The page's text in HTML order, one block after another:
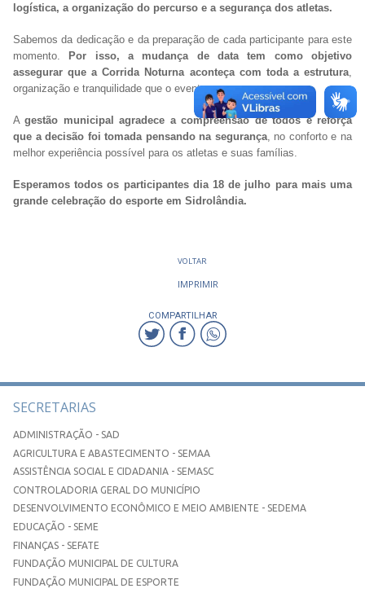
logística, a organização do percurso e a segurança dos atletas.
Sabemos da dedicação e da preparação de cada participante para este
momento.
Por isso, a mudança de data tem como objetivo
assegurar que a Corrida Noturna aconteça com toda a estrutura
organização e tranquilidade que o evento merece.
Agestão municipal agradece a compreensão de todos e reforça
que a decisão foi tomada pensando na segurança, no conforto e na
melhor experiência possível para os atletas e suas famílias.
Esperamos todos os participantes dia 18 de julho para mais uma
grande celebração do esporte em Sidrolândia.
VOLTAR
IMPRIMIR
COMPARTILHAR
SECRETARIAS
ADMINISTRAÇÃO - SAD
AGRICULTURA E ABASTECIMENTO - SEMAA
ASSISTÊNCIA SOCIAL E CIDADANIA - SEMASC
CONTROLADORIA GERAL DO MUNICÍPIO
DESENVOLVIMENTO ECONÔMICO E MEIO AMBIENTE - SEDEMA
EDUCAÇÃO - SEME
FINANÇAS - SEFATE
FUNDAÇÃO MUNICIPAL DE CULTURA
FUNDAÇÃO MUNICIPAL DE ESPORTE